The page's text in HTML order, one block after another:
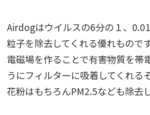
Airdogはウイルスの6分の１、
粒子を除去してくれる優れもので
電磁場を作ることで有害物質を帯
うにフィルターに吸着してくれる
花粉はもちろんPM2.5なども除去